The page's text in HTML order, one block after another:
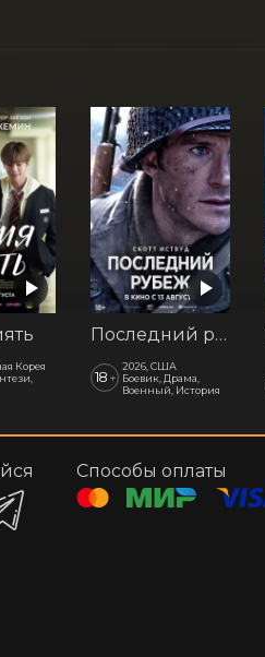
Корея
Последний рубеж
18 +
2026, США
Боевик, Драма,
Военный, История
Способы оплаты